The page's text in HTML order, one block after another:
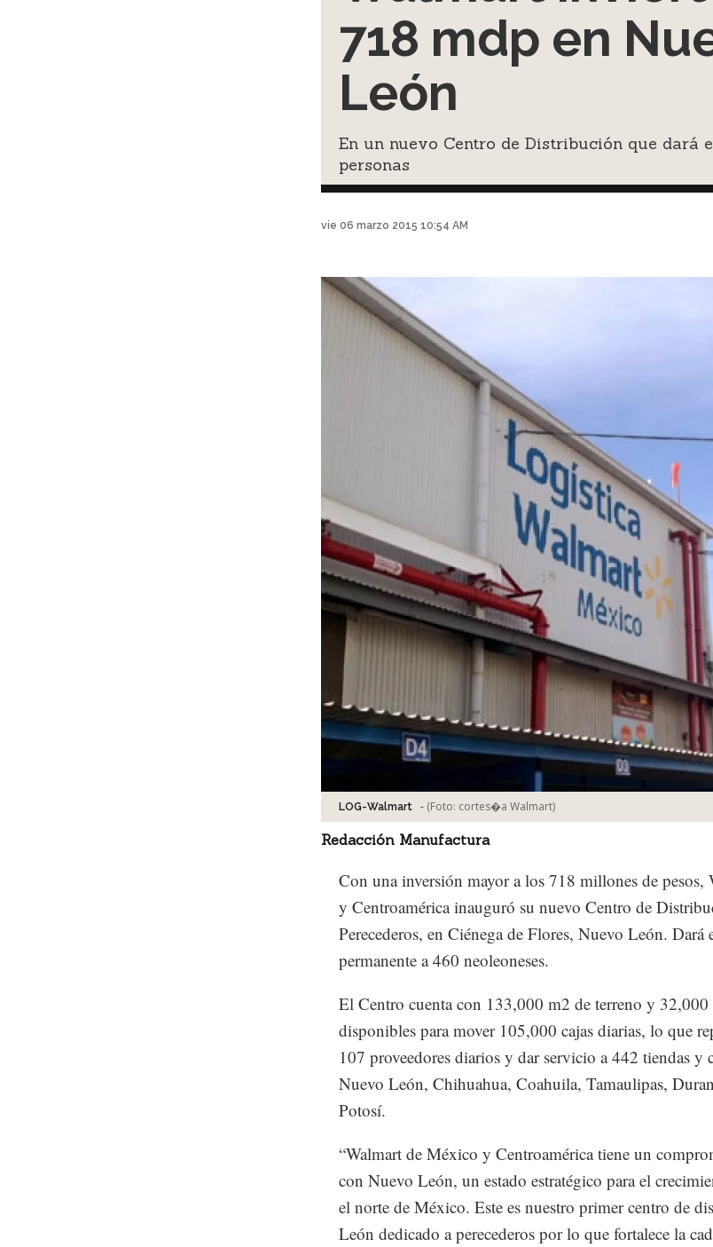
718 mdp en
León
En un nuevo Centro de Distribución que dará
personas
vie 06 marzo 2015 10:54 AM
LOG-Walmart - (Foto: cortes�a Walmart)
Redacción Manufactura
Con una inversión mayor a los 718 millones de pesos,
y Centroamérica inauguró su nuevo Centro de
Perecederos, en Ciénega de Flores, Nuevo León.
permanente a 460 neoleoneses.
El Centro cuenta con 133,000 m2 de terreno y 32,000
disponibles para mover 105,000 cajas diarias, lo que
107 proveedores diarios y dar servicio a 442 tiendas y
Nuevo León, Chihuahua, Coahuila, Tamaulipas,
Potosí.
“Walmart de México y Centroamérica tiene un
con Nuevo León, un estado estratégico para el
el norte de México. Este es nuestro primer centro de
León dedicado a perecederos por lo que fortalece la